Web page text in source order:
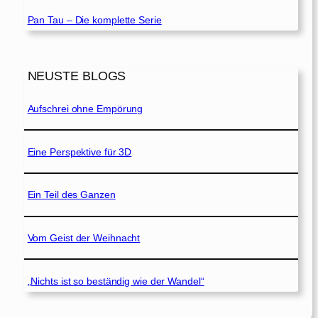
Pan Tau – Die komplette Serie
NEUSTE BLOGS
Aufschrei ohne Empörung
Eine Perspektive für 3D
Ein Teil des Ganzen
Vom Geist der Weihnacht
„Nichts ist so beständig wie der Wandel“